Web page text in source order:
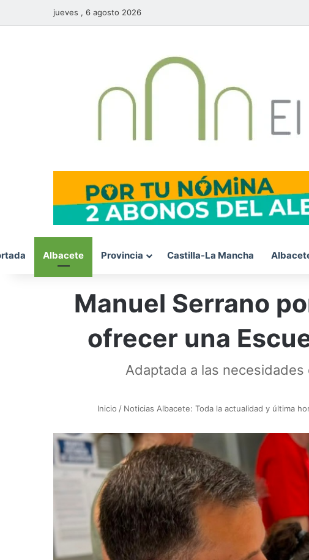
jueves , 6 agosto 2026
Albacete Provincia Castilla-La Mancha
Manuel Serrano
ofrecer una
Adaptada a las
Inicio / Noticias Albacete: Toda la actualidad y última